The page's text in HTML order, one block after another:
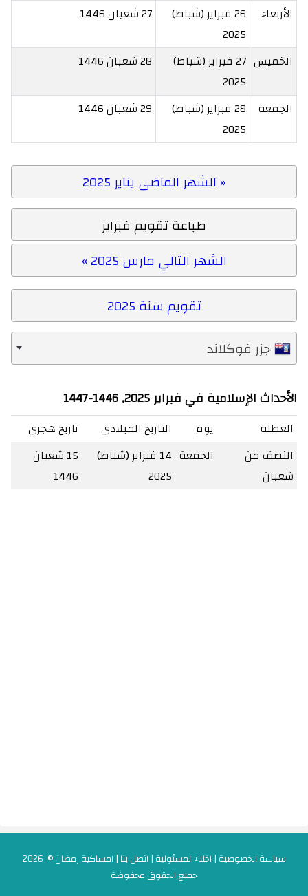
الأربعاء
26 فبراير (شباط)
2025
27 شعبان 1446
الخميس
27 فبراير (شباط)
2025
28 شعبان 1446
الجمعة
28 فبراير (شباط)
2025
29 شعبان 1446
« الشهر الماضى يناير 2025
طباعة تقويم فبراير
الشهر التالي مارس 2025 »
تقويم سنة 2025
جزر فوكلاند
الأحداث الإسلامية في فبراير 2025, 1446-1447
العطلة يوم التاريخ الميلادي
تاريخ هجري
النصف من
شعبان
الجمعة
14 فبراير (شباط)
2025
15 شعبان
1446
سياسة الخصوصية | اخلاء المسئولية | اتصل بنا | امساكية رمضان
© 2026
جميع الحقوق محفوظة